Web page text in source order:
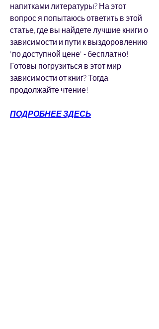
напитками литературы? На этот
вопрос я попытаюсь ответить в этой
статье, где вы найдете лучшие книги о
зависимости и пути к выздоровлению
'по доступной цене' - бесплатно!
Готовы погрузиться в этот мир
зависимости от книг? Тогда
продолжайте чтение!
ПОДРОБНЕЕ ЗДЕСЬ